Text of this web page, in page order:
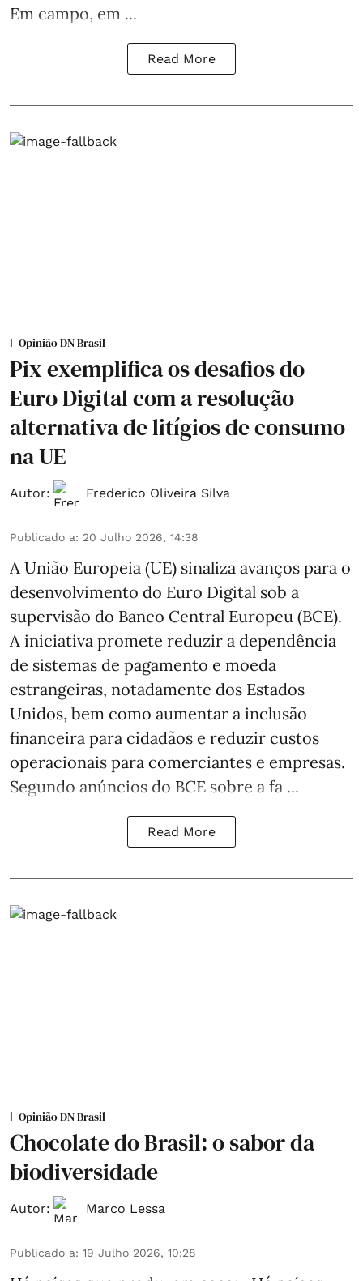
Em campo, em ...
Read More
Opinião DN Brasil
Pix exemplifica os desafios do
Euro Digital com a resolução
alternativa de litígios de consumo
na UE
Autor: Frederico Oliveira Silva
Publicado a: 20 Julho 2026, 14:38
A União Europeia (UE) sinaliza avanços para o
desenvolvimento do Euro Digital sob a
supervisão do Banco Central Europeu (BCE).
A iniciativa promete reduzir a dependência
de sistemas de pagamento e moeda
estrangeiras, notadamente dos Estados
Unidos, bem como aumentar a inclusão
financeira para cidadãos e reduzir custos
operacionais para comerciantes e empresas.
Segundo anúncios do BCE sobre a fa ...
Read More
Opinião DN Brasil
Chocolate do Brasil: o sabor da
biodiversidade
Autor: Marco Lessa
Publicado a: 19 Julho 2026, 10:28